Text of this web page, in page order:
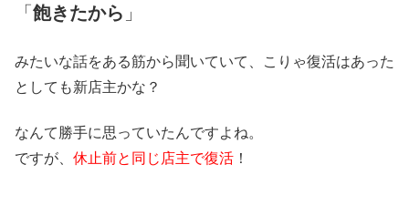
「飽きたから 」
みたいな話をある筋から聞いていて、こりゃ復活はあった
としても新店主かな？
なんて勝手に思っていたんですよね。
ですが、 休止前と同じ店主で復活 ！